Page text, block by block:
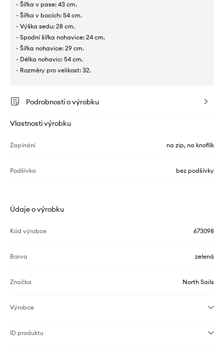
- Šířka v pase: 43 cm.
- Šířka v bocích: 54 cm.
- Výška sedu: 28 cm.
- Spodní šířka nohavice: 24 cm.
- Šířka nohavice: 29 cm.
- Délka nohavic: 54 cm.
- Rozměry pro velikost: 32.
Podrobnosti o výrobku
Vlastnosti výrobku
Zapínání na zip, na knoflík
Podšívka bez podšívky
Údaje o výrobku
Kód výrobce 673098
Barva zelená
Značka North Sails
Výrobce
ID produktu